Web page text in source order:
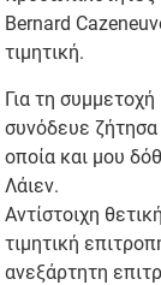
Bernard
τιμητική.
Για τη
συνόδευε
οποία και μου
Λάιεν.
Αντίστοιχη
τιμητική
ανεξάρτητη